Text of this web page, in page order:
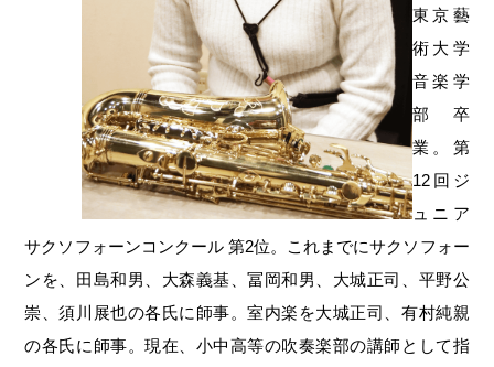
東京藝
術大学
音楽学
部卒
業。第
12回ジ
ュニア
サクソフォーンコンクール 第2位。これまでにサクソフォー
ンを、田島和男、大森義基、冨岡和男、大城正司、平野公
崇、須川展也の各氏に師事。室内楽を大城正司、有村純親
の各氏に師事。現在、小中高等の吹奏楽部の講師として指